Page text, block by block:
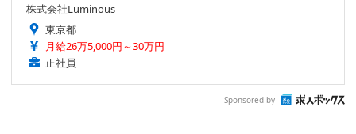
株式会社Luminous
東京都
月給26万5,000円～30万円
正社員
Sponsored by